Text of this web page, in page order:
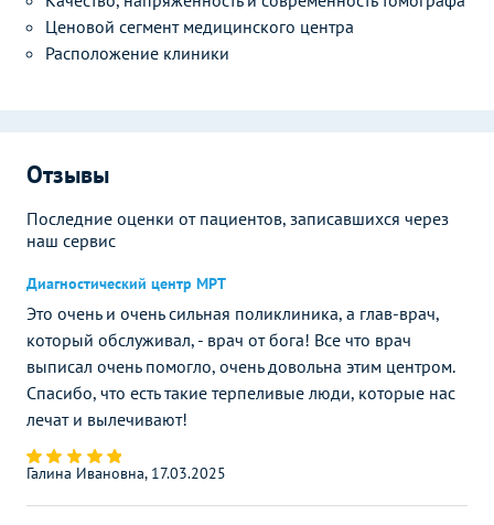
Ценовой сегмент медицинского центра
Расположение клиники
Отзывы
Последние оценки от пациентов, записавшихся через
наш сервис
Диагностический центр МРТ
Это очень и очень сильная поликлиника, а глав-врач,
который обслуживал, - врач от бога! Все что врач
выписал очень помогло, очень довольна этим центром.
Спасибо, что есть такие терпеливые люди, которые нас
лечат и вылечивают!
Галина Ивановна, 17.03.2025